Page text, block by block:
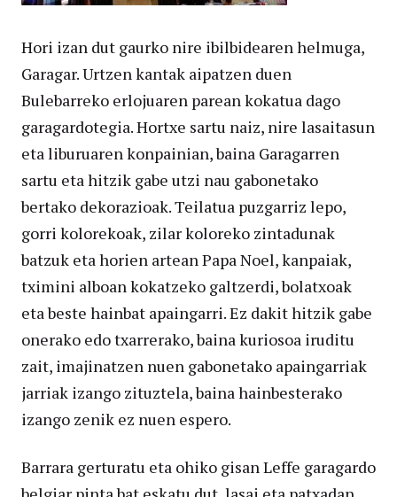
Hori izan dut gaurko nire ibilbidearen helmuga,
Garagar. Urtzen kantak aipatzen duen
Bulebarreko erlojuaren parean kokatua dago
garagardotegia. Hortxe sartu naiz, nire lasaitasun
eta liburuaren konpainian, baina Garagarren
sartu eta hitzik gabe utzi nau gabonetako
bertako dekorazioak. Teilatua puzgarriz lepo,
gorri kolorekoak, zilar koloreko zintadunak
batzuk eta horien artean Papa Noel, kanpaiak,
tximini alboan kokatzeko galtzerdi, bolatxoak
eta beste hainbat apaingarri. Ez dakit hitzik gabe
onerako edo txarrerako, baina kuriosoa iruditu
zait, imajinatzen nuen gabonetako apaingarriak
jarriak izango zituztela, baina hainbesterako
izango zenik ez nuen espero.
Barrara gerturatu eta ohiko gisan Leffe garagardo